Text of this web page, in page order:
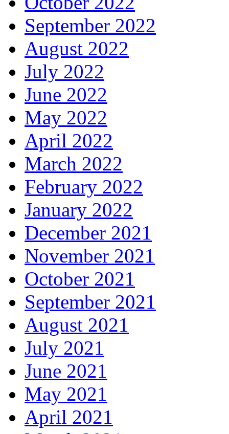
September 2022
August 2022
July 2022
June 2022
May 2022
April 2022
March 2022
February 2022
January 2022
December 2021
November 2021
October 2021
September 2021
August 2021
July 2021
June 2021
May 2021
April 2021